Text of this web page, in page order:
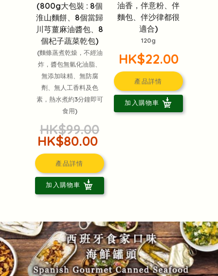
(800g大包裝 : 8個
淮山麵餅、8個當歸
川芎薑麻油醬包、8
個杞子蔬菜乾包)
(麵條蒸煮乾燥，不經油
炸，醬包無氫化油脂、
無添加味精、無防腐
劑、無人工香料及色
素，熱水煮約3分鐘即可
食用)
HK$99.00
HK$80.00
產品詳情
加入購物車
油香，伴意粉、伴
麵包、伴沙律都很
適合)
120g
HK$22.00
產品詳情
加入購物車